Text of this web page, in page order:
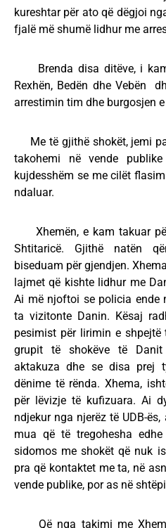
kureshtar për ato që dëgjoi
fjalë më shumë lidhur me
Brenda disa ditëve, i
Rexhën, Bedën dhe Vebën
arrestimin tim dhe burgosjen
Me të gjithë shokët, jemi
takohemi në vende
kujdesshëm se me cilët
ndaluar.
Xhemën, e kam takuar
Shtitaricë. Gjithë natën
biseduam për gjendjen.
lajmet që kishte lidhur me
Ai më njoftoi se policia ende
ta vizitonte Danin. Kësaj
pesimist për lirimin e shpejtë
grupit të shokëve të
aktakuza dhe se disa prej
dënime të rënda. Xhema,
për lëvizje të kufizuara. Ai
ndjekur nga njerëz të UDB-
mua që të tregohesha
sidomos me shokët që nuk
pra që kontaktet me ta, në
vende publike, por as në
Që nga takimi me